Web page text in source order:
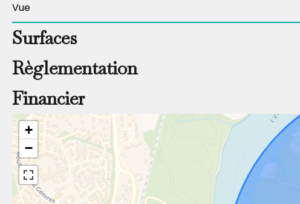
Vue
Surfaces
Règlementation
Financier
+
−